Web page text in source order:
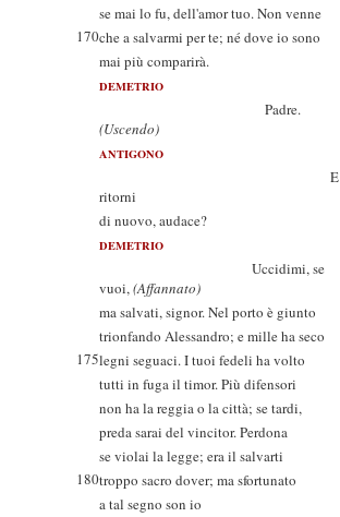
se mai lo fu, dell'amor tuo. Non venne
170che a salvarmi per te; né dove io sono
mai più comparirà.
DEMETRIO
Padre.
(Uscendo)
ANTIGONO
E
ritorni
di nuovo, audace?
DEMETRIO
Uccidimi, se
vuoi,(Affannato)
ma salvati, signor. Nel porto è giunto
trionfando Alessandro; e mille ha seco
175legni seguaci. I tuoi fedeli ha volto
tutti in fuga il timor. Più difensori
non ha la reggia o la città; se tardi,
preda sarai del vincitor. Perdona
se violai la legge; era il salvarti
180troppo sacro dover; ma sfortunato
a tal segno son io